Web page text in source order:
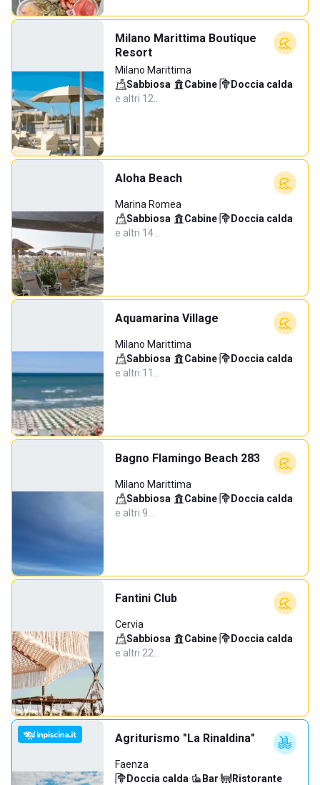
Milano Marittima Boutique
Resort
Milano Marittima
Sabbiosa· Cabine· Doccia calda·
e altri 12…
Aloha Beach
Marina Romea
Sabbiosa· Cabine· Doccia calda·
e altri 14…
Aquamarina Village
Milano Marittima
Sabbiosa· Cabine· Doccia calda·
e altri 11…
Bagno Flamingo Beach 283
Milano Marittima
Sabbiosa· Cabine· Doccia calda·
e altri 9…
Fantini Club
Cervia
Sabbiosa· Cabine· Doccia calda·
e altri 22…
Agriturismo "La Rinaldina"
Faenza
Doccia calda· Bar· Ristorante·